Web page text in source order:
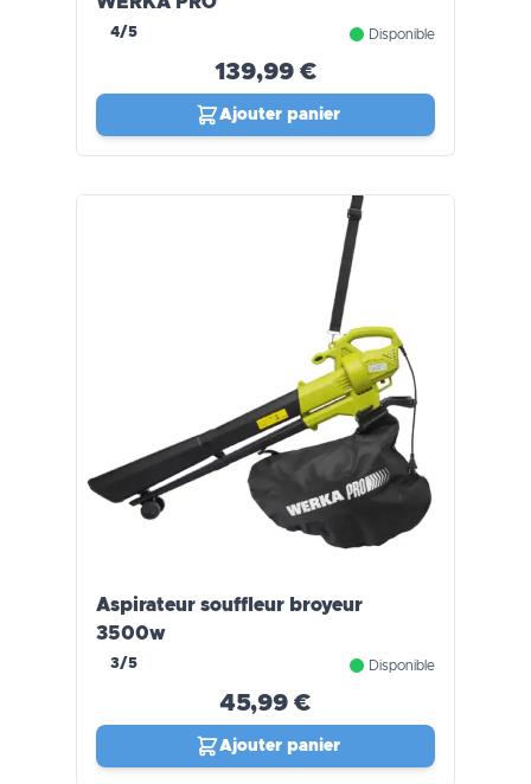
4/5 Disponible
139,99 €
Ajouter panier
Aspirateur souffleur broyeur
3500w
3/5 Disponible
45,99 €
Ajouter panier